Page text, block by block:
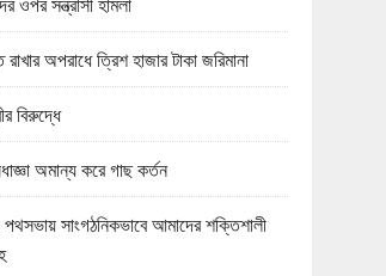
অপরাধে ত্রিশ হাজার টাকা জরিমানা
বিরুদ্ধে
অমান্য করে গাছ কর্তন
সাংগঠনিকভাবে আমাদের শক্তিশালী